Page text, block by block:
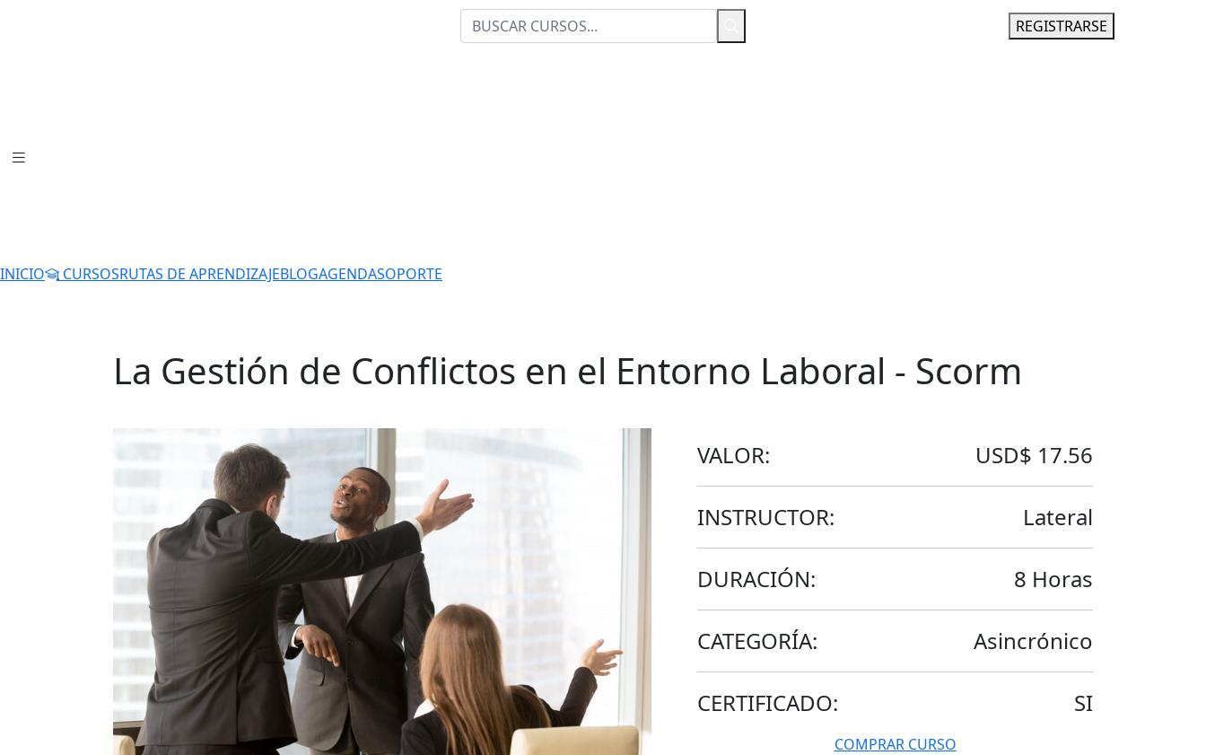
REGISTRARSE
INICIO CURSOSRUTAS DE APRENDIZAJEBLOGAGENDASOPORTE
La Gestión de Conflictos en el Entorno Laboral - Scorm
VALOR: USD$ 17.56
INSTRUCTOR: Lateral
DURACIÓN: 8 Horas
CATEGORÍA: Asincrónico
CERTIFICADO: SI
COMPRAR CURSO